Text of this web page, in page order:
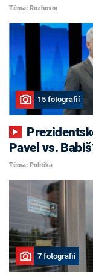
Téma: Rozhovor
15 fotografií
Pavel vs.
Téma: Politika
7 fotografií